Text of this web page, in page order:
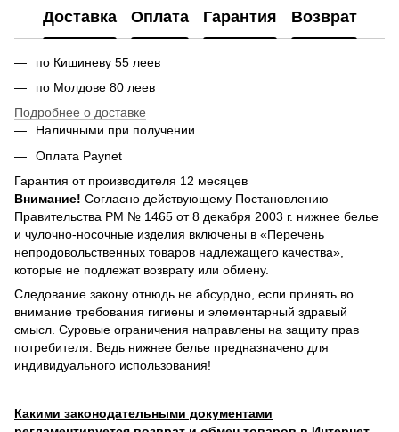
Доставка Оплата Гарантия Возврат
по Кишиневу 55 леев
по Молдове 80 леев
Подробнее о доставке
Наличными при получении
Оплата Paynet
Гарантия от производителя 12 месяцев
Внимание! Согласно действующему Постановлению
Правительства РМ № 1465 от 8 декабря 2003 г. нижнее белье
и чулочно-носочные изделия включены в «Перечень
непродовольственных товаров надлежащего качества»,
которые не подлежат возврату или обмену.
Следование закону отнюдь не абсурдно, если принять во
внимание требования гигиены и элементарный здравый
смысл. Суровые ограничения направлены на защиту прав
потребителя. Ведь нижнее белье предназначено для
индивидуального использования!
Какими законодательными документами